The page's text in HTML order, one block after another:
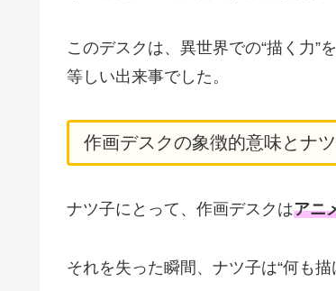
このデスクは、異世界での“描く力”
等しい出来事でした。
作画デスクの象徴的意味とナ
ナツ子にとって、作画デスクはアニ
それを失った瞬間、ナツ子は“何も描